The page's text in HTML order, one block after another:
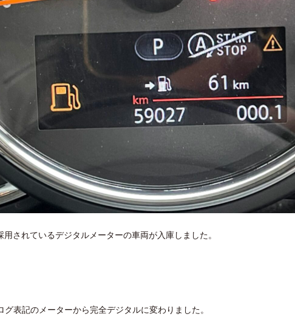
されているデジタルメーターの車両が入庫しました。
表記のメーターから完全デジタルに変わりました。